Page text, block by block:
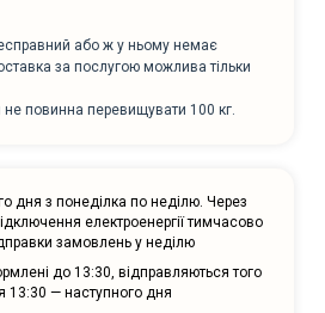
або ж у ньому немає
за послугою можлива тільки
повинна перевищувати 100 кг.
дня з понеділка по неділю. Через
електроенергії тимчасово
замовлень у неділю
до 13:30, відправляються того
13:30 — наступного дня